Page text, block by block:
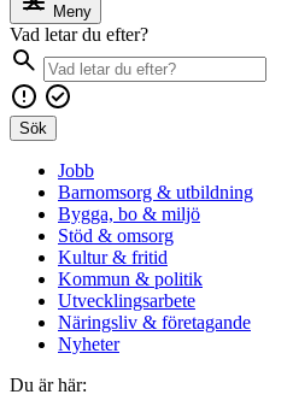
Meny
Vad letar du efter?
Sök
Jobb
Barnomsorg & utbildning
Bygga, bo & miljö
Stöd & omsorg
Kultur & fritid
Kommun & politik
Utvecklingsarbete
Näringsliv & företagande
Nyheter
Du är här: